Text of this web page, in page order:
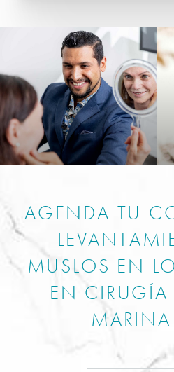
AGENDA TU
MUSLOS EN
EN CIRUGÍA